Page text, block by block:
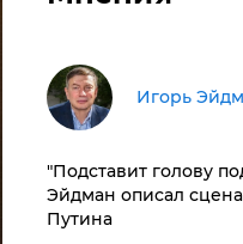
Игорь
​"Подставит голову
Эйдман описал
Путина